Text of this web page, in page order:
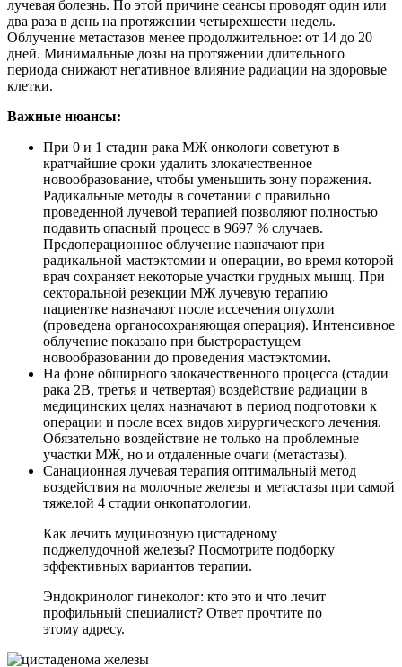
лучевая болезнь. По этой причине сеансы проводят один или
два раза в день на протяжении четырехшести недель.
Облучение метастазов менее продолжительное: от 14 до 20
дней. Минимальные дозы на протяжении длительного
периода снижают негативное влияние радиации на здоровые
клетки.
Важные нюансы:
При 0 и 1 стадии рака МЖ онкологи советуют в
кратчайшие сроки удалить злокачественное
новообразование, чтобы уменьшить зону поражения.
Радикальные методы в сочетании с правильно
проведенной лучевой терапией позволяют полностью
подавить опасный процесс в 9697 % случаев.
Предоперационное облучение назначают при
радикальной мастэктомии и операции, во время которой
врач сохраняет некоторые участки грудных мышц. При
секторальной резекции МЖ лучевую терапию
пациентке назначают после иссечения опухоли
(проведена органосохраняющая операция). Интенсивное
облучение показано при быстрорастущем
новообразовании до проведения мастэктомии.
На фоне обширного злокачественного процесса (стадии
рака 2В, третья и четвертая) воздействие радиации в
медицинских целях назначают в период подготовки к
операции и после всех видов хирургического лечения.
Обязательно воздействие не только на проблемные
участки МЖ, но и отдаленные очаги (метастазы).
Санационная лучевая терапия оптимальный метод
воздействия на молочные железы и метастазы при самой
тяжелой 4 стадии онкопатологии.
Как лечить муцинозную цистаденому
поджелудочной железы? Посмотрите подборку
эффективных вариантов терапии.
Эндокринолог гинеколог: кто это и что лечит
профильный специалист? Ответ прочтите по
этому адресу.